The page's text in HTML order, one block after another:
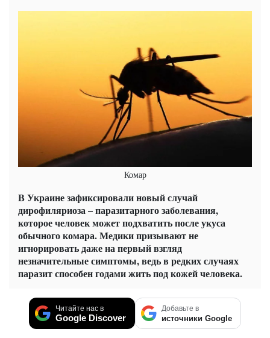
Комар
В Украине зафиксировали новый случай
дирофиляриоза – паразитарного заболевания,
которое человек может подхватить после укуса
обычного комара. Медики призывают не
игнорировать даже на первый взгляд
незначительные симптомы, ведь в редких случаях
паразит способен годами жить под кожей человека.
Читайте нас в
Google Discover
Добавьте в
источники Google